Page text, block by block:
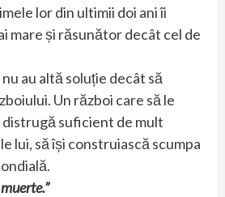
lor din ultimii doi ani îi
mare și răsunător decât cel de
au altă soluție decât să
Un război care să le
distrugă suficient de mult
lui, să își construiască scumpa